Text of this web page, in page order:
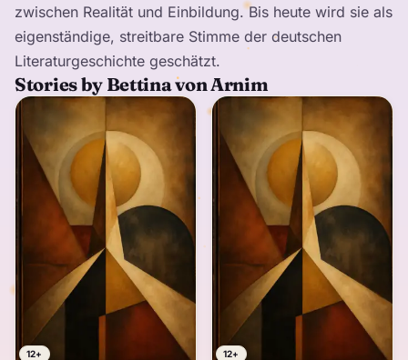
zwischen Realität und Einbildung. Bis heute wird sie als
eigenständige, streitbare Stimme der deutschen
Literaturgeschichte geschätzt.
Stories by Bettina von Arnim
12+ 12+